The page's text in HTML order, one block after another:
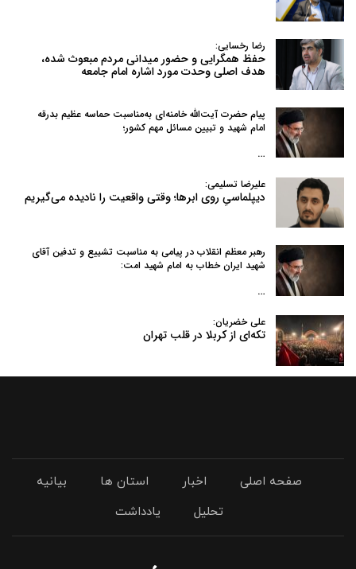
رضا رخسایی:
حفظ همگرایی و حضور میدانی مردم مبعوث شده،
هدف اصلی وحدت مورد اشاره امام جامعه
پیام حضرت آیت‌الله خامنه‌ای به‌مناسبت حماسه عظیم بدرقه
امام شهید و تبیین مسائل مهم کشور؛
…
علیرضا تسلیمی:
دیپلماسیِ روی ابرها؛ وقتی واقعیت را نادیده می‌گیریم
رهبر معظم انقلاب در پیامی به‌ مناسبت تشییع و تدفین آقای
شهید ایران خطاب به امام شهید امت:
…
علی خضریان:
تکه‌ای از کربلا در قلب تهران
صفحه اصلی اخبار استان ها
بیانیه
تحلیل
یادداشت